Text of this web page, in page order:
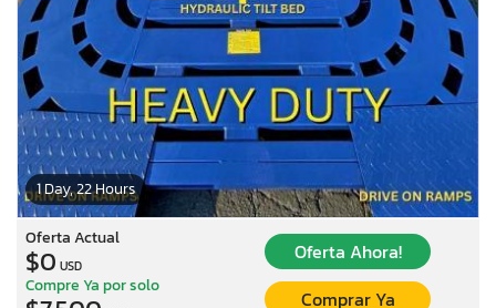
1 Day, 22 Hours
Oferta Actual
$0 USD
Oferta Ahora!
Compre Ya por solo
Comprar Ya